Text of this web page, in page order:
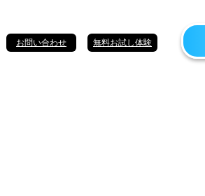
お問い合わせ 無料お試し体験